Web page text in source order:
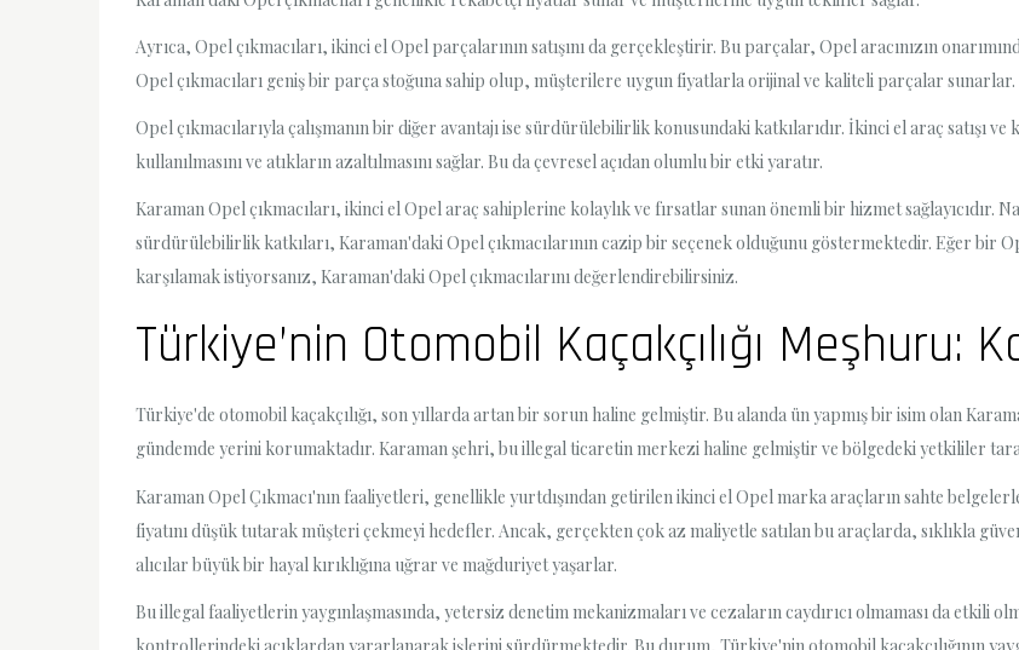
Ayrıca, Opel çıkmacıları, ikinci el Opel parçalarının satışını da gerçekleştirir. Bu parçalar, Opel aracınızın
Opel çıkmacıları geniş bir parça stoğuna sahip olup, müşterilere uygun fiyatlarla orijinal ve kaliteli parçalar sunarlar.
Opel çıkmacılarıyla çalışmanın bir diğer avantajı ise sürdürülebilirlik konusundaki katkılarıdır. İkinci el araç satışı
kullanılmasını ve atıkların azaltılmasını sağlar. Bu da çevresel açıdan olumlu bir etki yaratır.
Karaman Opel çıkmacıları, ikinci el Opel araç sahiplerine kolaylık ve fırsatlar sunan önemli bir hizmet sağlayıcıdır.
sürdürülebilirlik katkıları, Karaman'daki Opel çıkmacılarının cazip bir seçenek olduğunu göstermektedir. Eğer bir
karşılamak istiyorsanız, Karaman'daki Opel çıkmacılarını değerlendirebilirsiniz.
Türkiye’nin Otomobil Kaçakçılığı Meşhuru:
Türkiye'de otomobil kaçakçılığı, son yıllarda artan bir sorun haline gelmiştir. Bu alanda ün yapmış bir isim olan
gündemde yerini korumaktadır. Karaman şehri, bu illegal ticaretin merkezi haline gelmiştir ve bölgedeki yetkililer
Karaman Opel Çıkmacı'nın faaliyetleri, genellikle yurtdışından getirilen ikinci el Opel marka araçların sahte
fiyatını düşük tutarak müşteri çekmeyi hedefler. Ancak, gerçekten çok az maliyetle satılan bu araçlarda, sıklıkla
alıcılar büyük bir hayal kırıklığına uğrar ve mağduriyet yaşarlar.
Bu illegal faaliyetlerin yaygınlaşmasında, yetersiz denetim mekanizmaları ve cezaların caydırıcı olmaması da etkili
kontrollerindeki açıklardan yararlanarak işlerini sürdürmektedir. Bu durum, Türkiye'nin otomobil kaçakçılığının